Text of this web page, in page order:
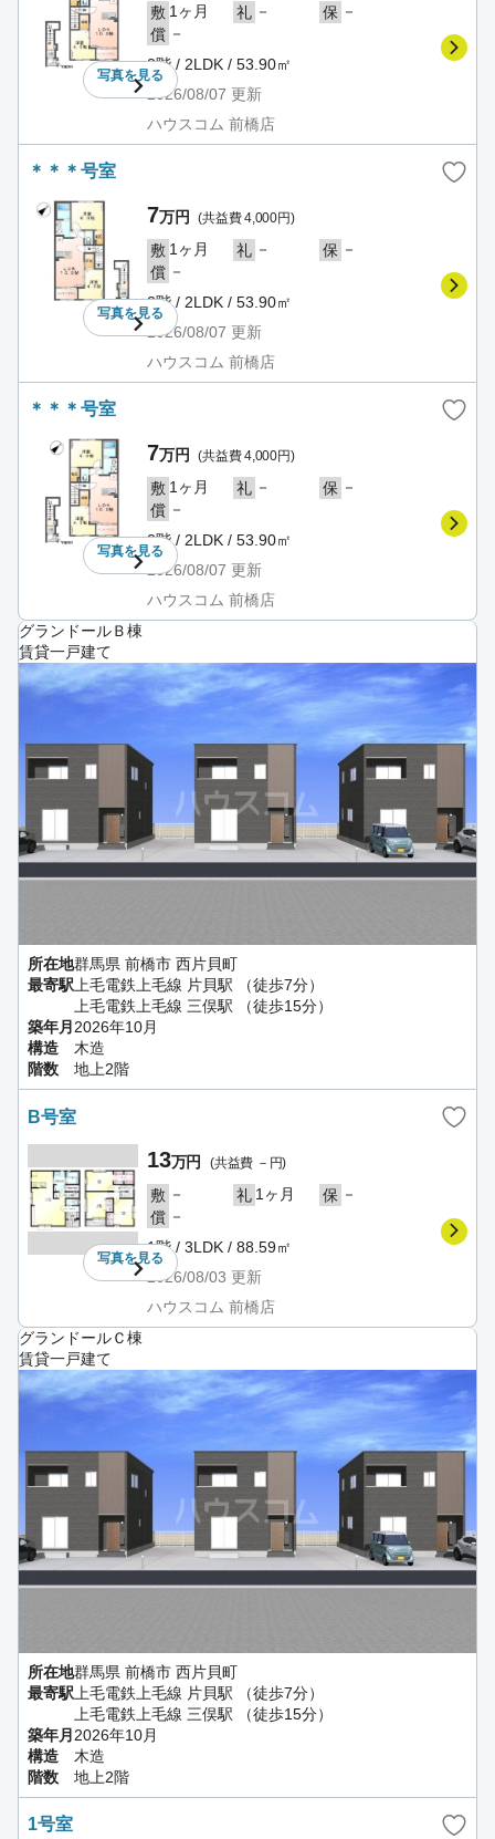
写真を見る
敷 1ヶ月 礼 － 保 －
償 －
2階 / 2LDK / 53.90㎡
2026/08/07 更新
ハウスコム 前橋店
＊＊＊号室
写真を見る
7万円 (共益費 4,000円)
敷 1ヶ月 礼 － 保 －
償 －
2階 / 2LDK / 53.90㎡
2026/08/07 更新
ハウスコム 前橋店
＊＊＊号室
写真を見る
7万円 (共益費 4,000円)
敷 1ヶ月 礼 － 保 －
償 －
2階 / 2LDK / 53.90㎡
2026/08/07 更新
ハウスコム 前橋店
グランドールＢ棟
賃貸一戸建て
所在地群馬県 前橋市 西片貝町
最寄駅 上毛電鉄上毛線 片貝駅 （徒歩7分）
上毛電鉄上毛線 三俣駅 （徒歩15分）
築年月 2026年10月
構造
木造
階数
地上2階
B号室
写真を見る
13万円 (共益費 －円)
敷 － 礼 1ヶ月 保 －
償 －
1階 / 3LDK / 88.59㎡
2026/08/03 更新
ハウスコム 前橋店
グランドールＣ棟
賃貸一戸建て
所在地群馬県 前橋市 西片貝町
最寄駅 上毛電鉄上毛線 片貝駅 （徒歩7分）
上毛電鉄上毛線 三俣駅 （徒歩15分）
築年月 2026年10月
構造
木造
階数
地上2階
1号室